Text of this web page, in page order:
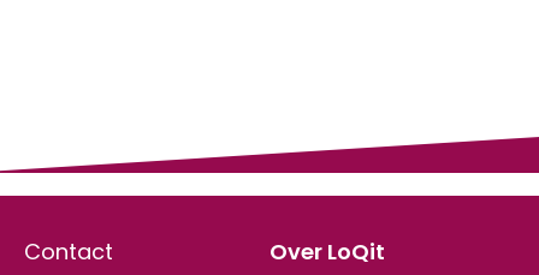
Over LoQit
Contact